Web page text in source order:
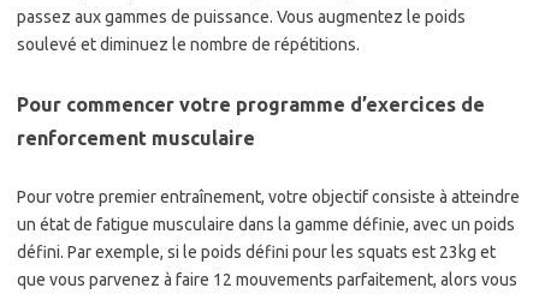
passez aux gammes de puissance. Vous augmentez le poids
soulevé et diminuez le nombre de répétitions.
Pour commencer votre programme d’exercices de
renforcement musculaire
Pour votre premier entraînement, votre objectif consiste à atteindre
un état de fatigue musculaire dans la gamme définie, avec un poids
défini. Par exemple, si le poids défini pour les squats est 23kg et
que vous parvenez à faire 12 mouvements parfaitement, alors vous